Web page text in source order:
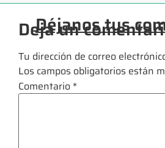
Déjanos tus
Deja un
Tu dirección de correo
Los campos obligatorios están
Comentario *